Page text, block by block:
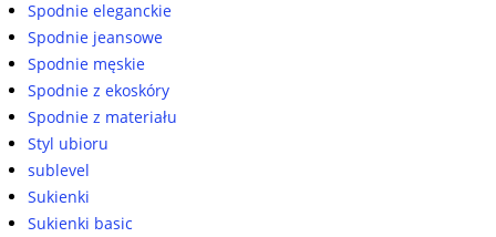
Spodnie eleganckie
Spodnie jeansowe
Spodnie męskie
Spodnie z ekoskóry
Spodnie z materiału
Styl ubioru
sublevel
Sukienki
Sukienki basic